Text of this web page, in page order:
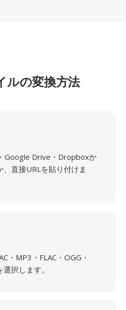
ルの変換方法
Google Drive・Dropboxか
直接URLを貼り付けま
・MP3・FLAC・OGG・
択します。